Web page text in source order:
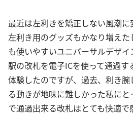
最近は左利きを矯正しない風潮に
左利き用のグッズもかなり増え
も使いやすいユニバーサルデザイ
駅の改札を電子ICを使って通過
体験したのですが、過去、利き
る動きが地味に難しかった私に
で通過出来る改札はとても快適で